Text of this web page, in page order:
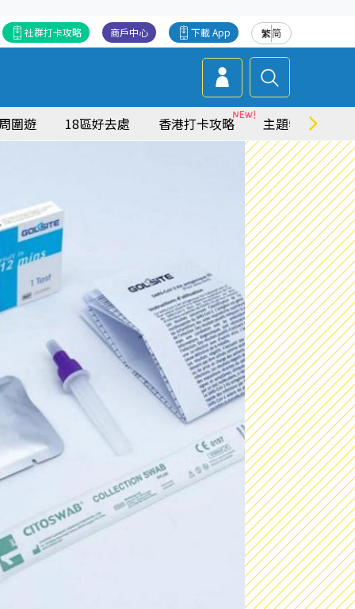
繁简
下載 App
商戶中心
社群打卡攻略
圍遊 18區好去處 香港打卡攻略 主題特集